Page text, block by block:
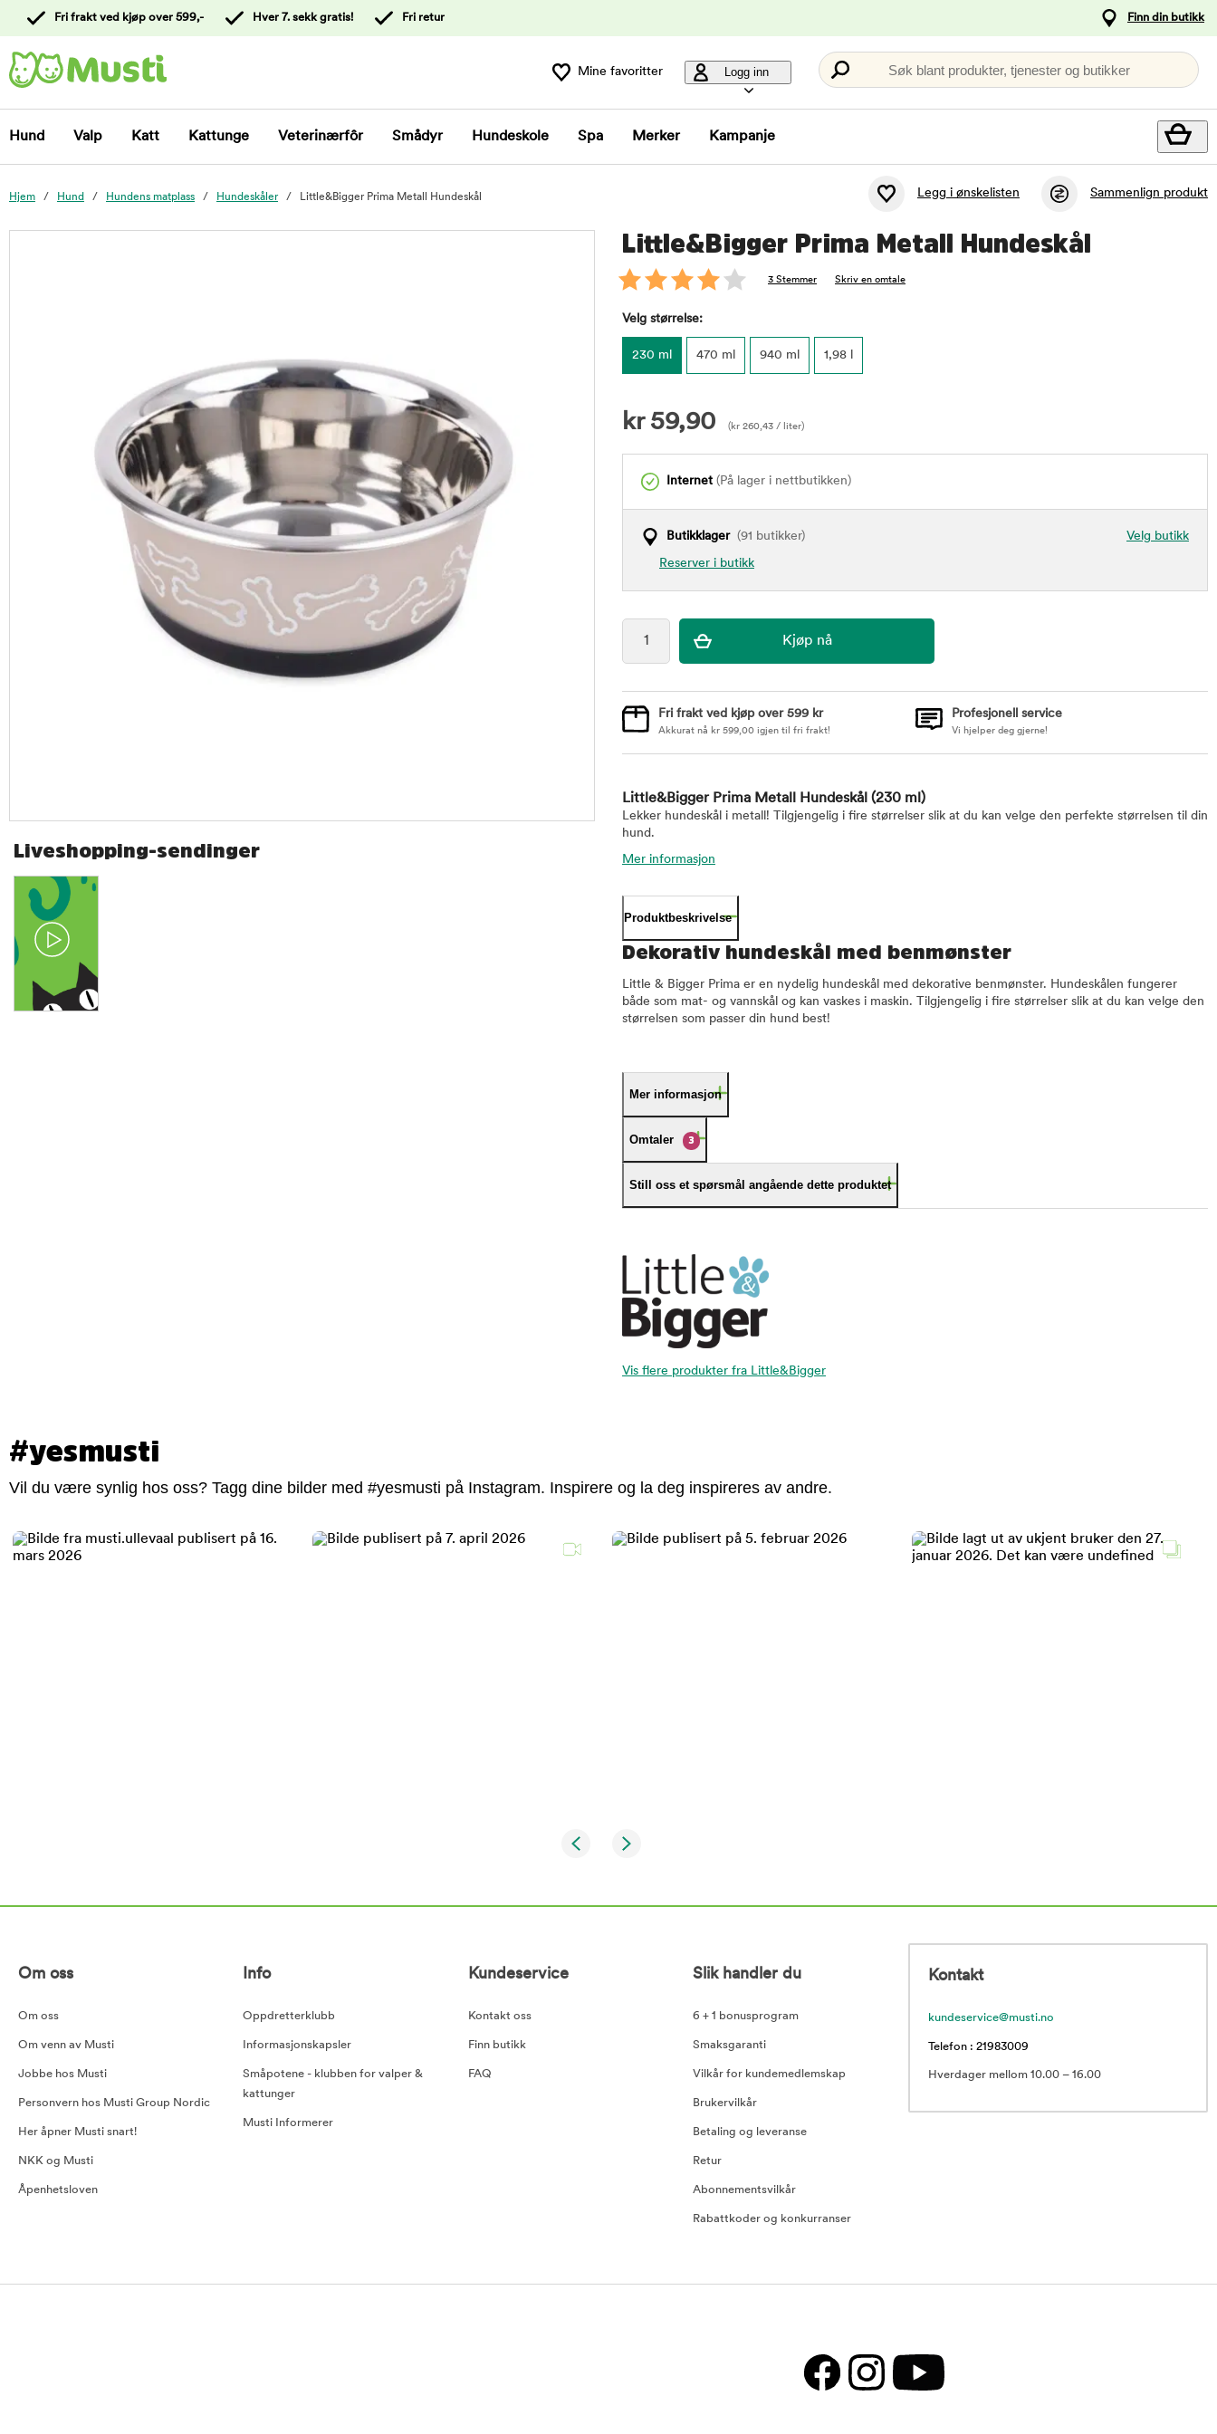
kundeservice
Fri frakt ved kjøp over 599,- Hver 7. sekk gratis! Fri retur Finn din butikk
Mine favoritter Logg inn Søk blant produkter, tjenester og butikker
Hund Valp Katt Kattunge Veterinærfôr Smådyr Hundeskole Spa Merker Kampanje
Hjem Hund Hundens matplass Hundeskåler Little&Bigger Prima Metall Hundeskål Legg i ønskelisten Sammenlign produkt
Little&Bigger Prima Metall Hundeskål
3 Stemmer Skriv en omtale
Liveshopping-sendinger
Velg størrelse:
230 ml 470 ml 940 ml 1,98 l
kr 59,90 ( kr 260,43 / liter)
Internet (På lager i nettbutikken)
Velg butikk
Butikklager(91 butikker)
Reserver i butikk
Fri frakt ved kjøp over 599 kr
Akkurat nå kr 599,00 igjen til fri frakt!
Profesjonell service
Vi hjelper deg gjerne!
Little&Bigger Prima Metall Hundeskål (230 ml)
Lekker hundeskål i metall! Tilgjengelig i fire størrelser slik at du kan velge den perfekte størrelsen til din
hund.
Mer informasjon
Produktbeskrivelse
Dekorativ hundeskål med benmønster
Little & Bigger Prima er en nydelig hundeskål med dekorative benmønster. Hundeskålen fungerer
både som mat- og vannskål og kan vaskes i maskin. Tilgjengelig i fire størrelser slik at du kan velge den
størrelsen som passer din hund best!
Mer informasjon
Omtaler 3
Still oss et spørsmål angående dette produktet
Vis flere produkter fra Little&Bigger
#yesmusti
Vil du være synlig hos oss? Tagg dine bilder med #yesmusti på Instagram. Inspirere og la deg inspireres av andre.
Om oss
Om oss
Om venn av Musti
Jobbe hos Musti
Personvern hos Musti Group Nordic
Her åpner Musti snart!
NKK og Musti
Åpenhetsloven
Info
Oppdretterklubb
Informasjonskapsler
Småpotene - klubben for valper &
kattunger
Musti Informerer
Kundeservice
Kontakt oss
Finn butikk
FAQ
Slik handler du
6 + 1 bonusprogram
Smaksgaranti
Vilkår for kundemedlemskap
Brukervilkår
Betaling og leveranse
Retur
Abonnementsvilkår
Rabattkoder og konkurranser
Kontakt
kundeservice@musti.no
Telefon : 21983009
Hverdager mellom 10.00 – 16.00